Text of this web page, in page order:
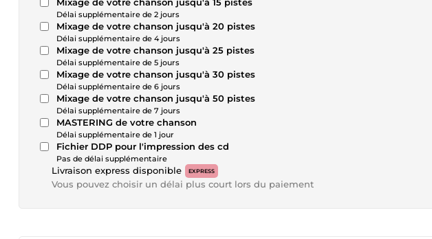
Délai supplémentaire de 2 jours
Mixage de votre chanson jusqu'à 20 pistes
Délai supplémentaire de 4 jours
Mixage de votre chanson jusqu'à 25 pistes
Délai supplémentaire de 5 jours
Mixage de votre chanson jusqu'à 30 pistes
Délai supplémentaire de 6 jours
Mixage de votre chanson jusqu'à 50 pistes
Délai supplémentaire de 7 jours
MASTERING de votre chanson
Délai supplémentaire de 1 jour
Fichier DDP pour l'impression des cd
Pas de délai supplémentaire
Livraison express disponible EXPRESS
Vous pouvez choisir un délai plus court lors du paiement